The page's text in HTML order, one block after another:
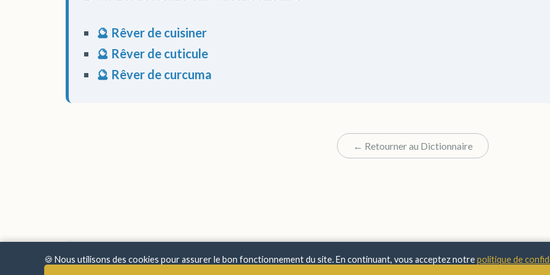
🔮 Rêver de cuisiner
🔮 Rêver de cuticule
🔮 Rêver de curcuma
← Retourner au Dictionnaire
🍪 Nous utilisons des cookies pour assurer le bon fonctionnement du site. En continuant, vous acceptez notrepolitique de